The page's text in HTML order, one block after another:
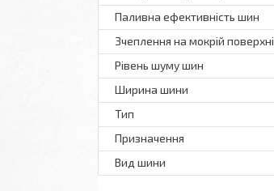
Паливна ефективність шин
Зчеплення на мокрій поверхні
Рівень шуму шин
Ширина шини
Тип
Призначення
Вид шини